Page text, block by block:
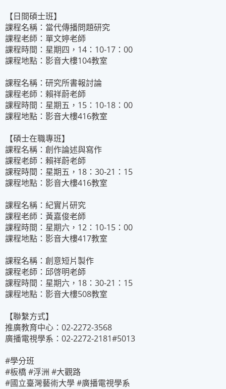
【日間碩士班】
課程名稱：當代傳播問題研究
課程老師：單文婷老師
課程時間：星期四，14：10-17：00
課程地點：影音大樓104教室
課程名稱：研究所書報討論
課程老師：賴祥蔚老師
課程時間：星期五，15：10-18：00
課程地點：影音大樓416教室
【碩士在職專班】
課程名稱：創作論述與寫作
課程老師：賴祥蔚老師
課程時間：星期五，18：30-21：15
課程地點：影音大樓416教室
課程名稱：紀實片研究
課程老師：黃嘉俊老師
課程時間：星期六，12：10-15：00
課程地點：影音大樓417教室
課程名稱：創意短片製作
課程老師：邱啓明老師
課程時間：星期六，18：30-21：15
課程地點：影音大樓508教室
【聯繫方式】
推廣教育中心：02-2272-3568
廣播電視學系：02-2272-2181#5013
#學分班
#板橋 #浮洲 #大觀路
#國立臺灣藝術大學 #廣播電視學系